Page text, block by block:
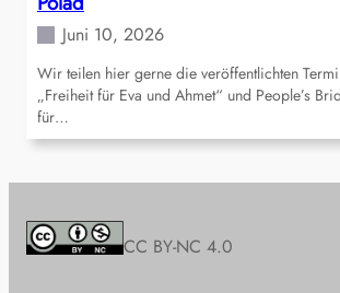
Juni 10, 2026
Wir teilen hier gerne die veröffentlichten
„Freiheit für Eva und Ahmet“ und People’s
für…
CC BY-NC 4.0